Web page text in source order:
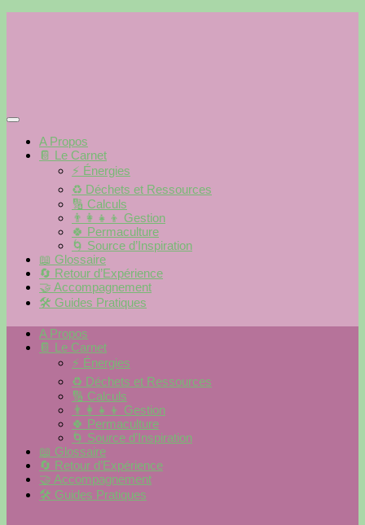
A Propos
📔 Le Carnet
⚡️ Énergies
♻️ Déchets et Ressources
🔢 Calculs
👨‍👩‍👧‍👦 Gestion
🍀 Permaculture
🌀 Source d’Inspiration
📖 Glossaire
🔄 Retour d’Expérience
🤝 Accompagnement
🛠 Guides Pratiques
A Propos
📔 Le Carnet
⚡️ Énergies
♻️ Déchets et Ressources
🔢 Calculs
👨‍👩‍👧‍👦 Gestion
🍀 Permaculture
🌀 Source d’Inspiration
📖 Glossaire
🔄 Retour d’Expérience
🤝 Accompagnement
🛠 Guides Pratiques